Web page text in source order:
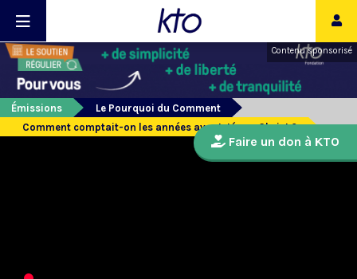
Contenu sponsorisé
Émissions
Le Pourquoi du Comment
Comment comptait-on les années avant Jésus-Christ ?
Faire un don à KTO